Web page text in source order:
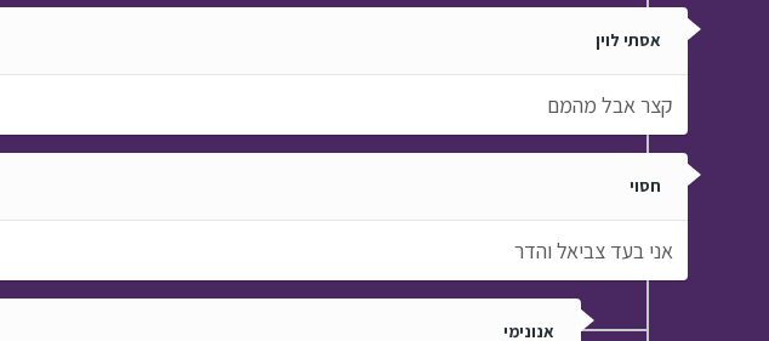
אסתי לוין
קצר אבל מהמם
חסוי
אני בעד צביאל והדר
אנונימי